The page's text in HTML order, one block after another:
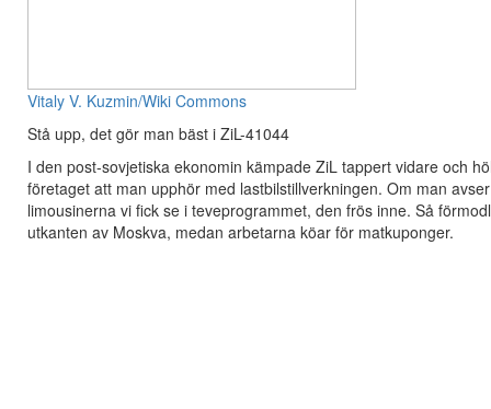
Vitaly V. Kuzmin/Wiki Commons
Stå upp, det gör man bäst i ZiL-41044
I den post-sovjetiska ekonomin kämpade ZiL tappert vidare och
företaget att man upphör med lastbilstillverkningen. Om man
limousinerna vi fick se i teveprogrammet, den frös inne. Så
utkanten av Moskva, medan arbetarna köar för matkuponger.